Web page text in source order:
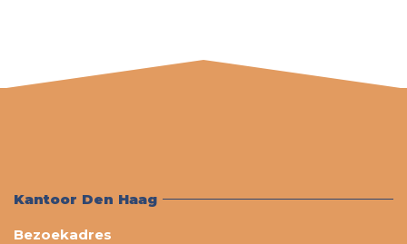
Kantoor Den Haag
Bezoekadres